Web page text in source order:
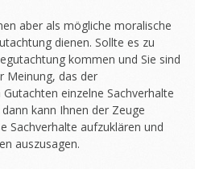
aber als mögliche moralische
dienen. Sollte es zu
kommen und Sie sind
Meinung, das der
einzelne Sachverhalte
kann Ihnen der Zeuge
Sachverhalte aufzuklären und
auszusagen.